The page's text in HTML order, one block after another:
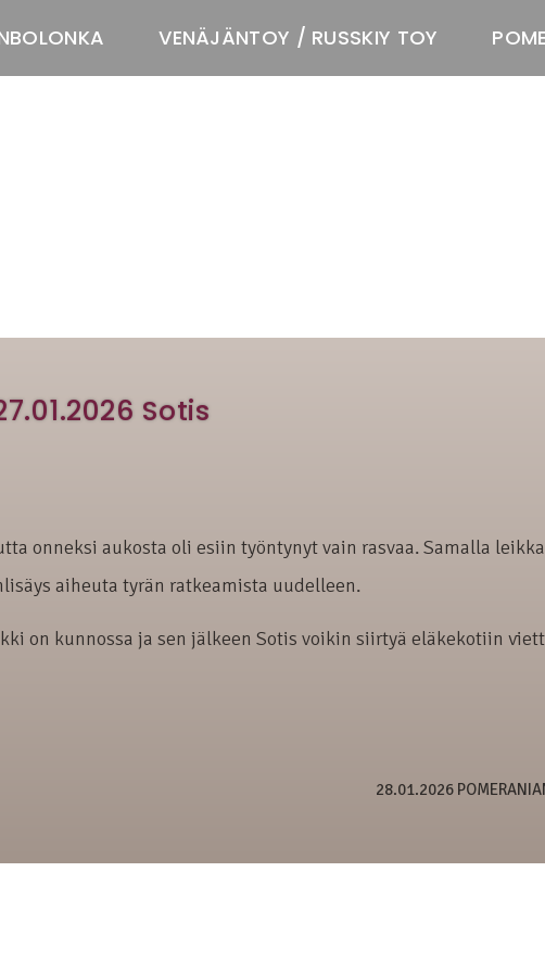
VENÄJÄNTOY / RUSSKIY TOY
Sotis
onneksi aukosta oli esiin työntynyt vain rasvaa. Samalla
aiheuta tyrän ratkeamista uudelleen.
on kunnossa ja sen jälkeen Sotis voikin siirtyä eläkekotiin
28.01.2026